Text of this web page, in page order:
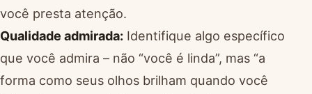
você presta atenção.
Qualidade admirada: Identifique algo específico
que você admira – não “você é linda”, mas “a
forma como seus olhos brilham quando você